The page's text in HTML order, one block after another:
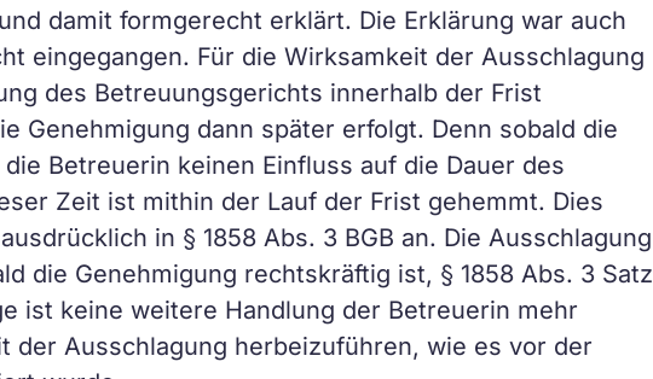
damit formgerecht erklärt. Die Erklärung war auch
eingegangen. Für die Wirksamkeit der Ausschlagung
des Betreuungsgerichts innerhalb der Frist
Genehmigung dann später erfolgt. Denn sobald die
Betreuerin keinen Einfluss auf die Dauer des
Zeit ist mithin der Lauf der Frist gehemmt. Dies
in § 1858 Abs. 3 BGB an. Die Ausschlagung
die Genehmigung rechtskräftig ist, § 1858 Abs. 3 Satz
ist keine weitere Handlung der Betreuerin mehr
der Ausschlagung herbeizuführen, wie es vor der